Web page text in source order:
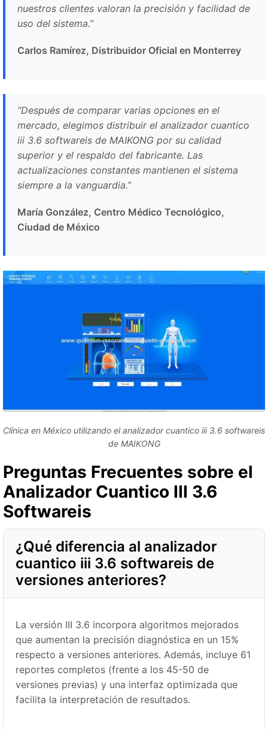
nuestros clientes valoran la precisión y facilidad de
uso del sistema.”
Carlos Ramírez, Distribuidor Oficial en Monterrey
“Después de comparar varias opciones en el
mercado, elegimos distribuir el analizador cuantico
iii 3.6 softwareis de MAIKONG por su calidad
superior y el respaldo del fabricante. Las
actualizaciones constantes mantienen el sistema
siempre a la vanguardia.”
María González, Centro Médico Tecnológico,
Ciudad de México
Clínica en México utilizando el analizador cuantico iii 3.6 softwareis
de MAIKONG
Preguntas Frecuentes sobre el
Analizador Cuantico III 3.6
Softwareis
¿Qué diferencia al analizador
cuantico iii 3.6 softwareis de
versiones anteriores?
La versión III 3.6 incorpora algoritmos mejorados
que aumentan la precisión diagnóstica en un 15%
respecto a versiones anteriores. Además, incluye 61
reportes completos (frente a los 45-50 de
versiones previas) y una interfaz optimizada que
facilita la interpretación de resultados.